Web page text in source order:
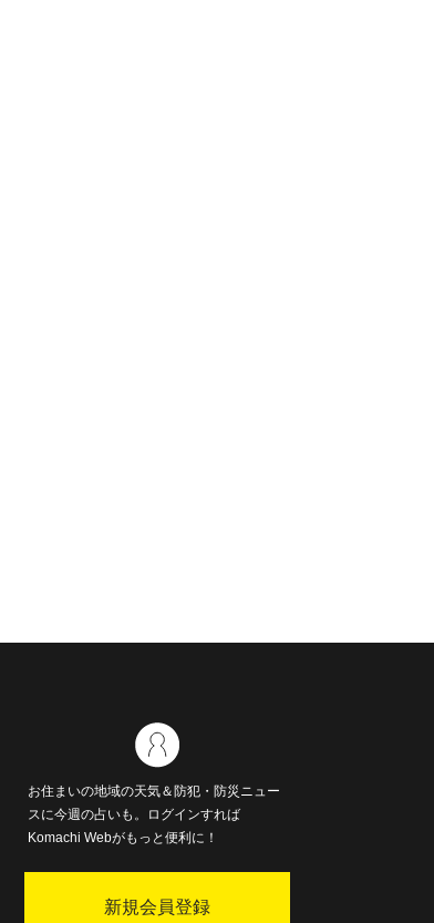
お住まいの地域の天気＆防犯・防災ニュー
スに今週の占いも。ログインすれば
Komachi Webがもっと便利に！
新規会員登録